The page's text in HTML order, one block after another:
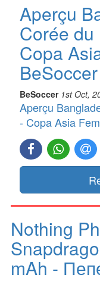
Aperçu
Corée du
Copa
BeSoccer
BeSoccer 1st Oct,
Aperçu
- Copa Asia
Nothing
mAh -